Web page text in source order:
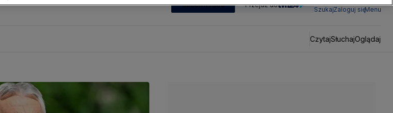
SUBSKRYBUJ Przejdź do
SzukajZaloguj sięMenu
CzytajSłuchajOglądaj